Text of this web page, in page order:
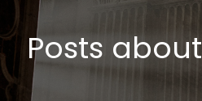
Posts